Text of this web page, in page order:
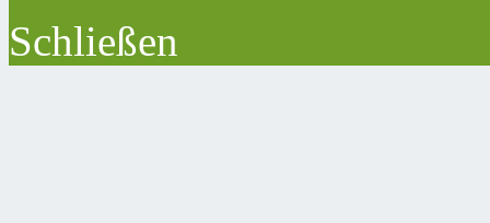
Schließen